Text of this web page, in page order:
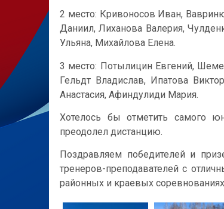
2 место: Кривоносов Иван,
Даниил, Лиханова Валерия,
Ульяна, Михайлова Елена.
3 место: Потылицин Евгений,
Гельдт Владислав, Ипатова
Анастасия, Афиндулиди Мария.
Хотелось бы отметить самого
преодолел дистанцию.
Поздравляем победителей и
тренеров-преподавателей с
районных и краевых